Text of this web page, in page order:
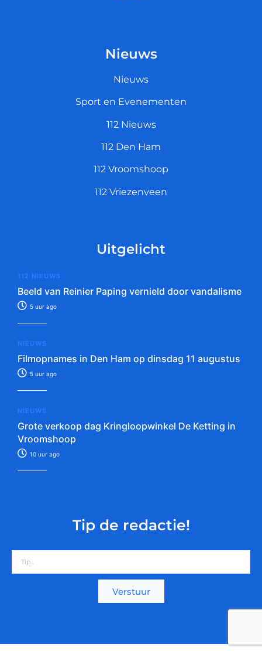
Nieuws
Nieuws
Sport en Evenementen
112 Nieuws
112 Den Ham
112 Vroomshoop
112 Vriezenveen
Uitgelicht
112 NIEUWS
Beeld van Reinier Paping vernield door vandalisme
5 uur ago
NIEUWS
Filmopnames in Den Ham op dinsdag 11 augustus
5 uur ago
NIEUWS
Grote verkoop dag Kringloopwinkel De Ketting in
Vroomshoop
10 uur ago
Tip de redactie!
Verstuur